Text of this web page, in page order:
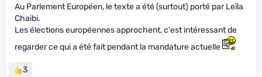
Au Parlement Européen, le texte a été (surtout) porté par Leïla
Chaibi.
Les élections européennes approchent, c'est intéressant de
regarder ce qui a été fait pendant la mandature actuelle
3